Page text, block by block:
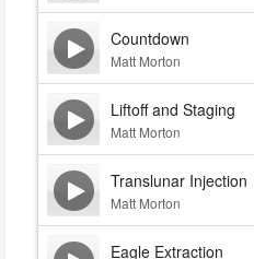
Countdown
Matt Morton
Liftoff and Staging
Matt Morton
Translunar Injection
Matt Morton
Eagle Extraction